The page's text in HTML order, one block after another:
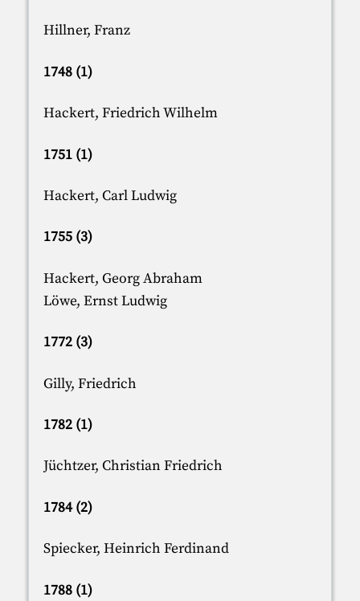
Hillner, Franz
1748 (1)
Hackert, Friedrich Wilhelm
1751 (1)
Hackert, Carl Ludwig
1755 (3)
Hackert, Georg Abraham
Löwe, Ernst Ludwig
1772 (3)
Gilly, Friedrich
1782 (1)
Jüchtzer, Christian Friedrich
1784 (2)
Spiecker, Heinrich Ferdinand
1788 (1)